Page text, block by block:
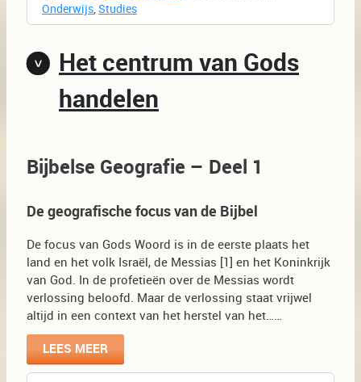
Onderwijs Studies
Het centrum van Gods
handelen
Bijbelse Geografie – Deel 1
De geografische focus van de Bijbel
De focus van Gods Woord is in de eerste plaats het
land en het volk Israël, de Messias [1] en het Koninkrijk
van God. In de profetieën over de Messias wordt
verlossing beloofd. Maar de verlossing staat vrijwel
altijd in een context van het herstel van het……
LEES MEER